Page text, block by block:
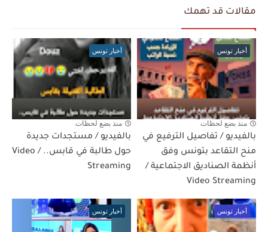
مقالات قد تهمك
أخبار تونس
منذ بضع لحظات
بالفيديو / تفاصيل الترفيع في
منح التقاعد بتونس وفق
أنظمة الصناديق الاجتماعية /
Video Streaming
أخبار تونس
منذ بضع لحظات
بالفيديو / مستجدات جديدة
حول طالبة في قابس.. / Video
Streaming
أخبار تونس أخبار تونس